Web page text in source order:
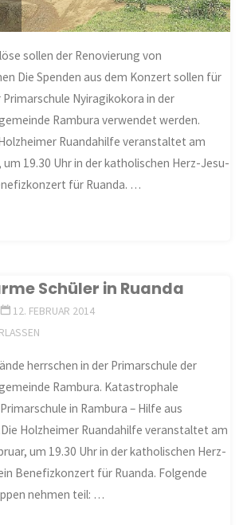
sollen der Renovierung von
Die Spenden aus dem Konzert sollen für
Nyiragikokora in der
Rambura verwendet werden.
Ruandahilfe veranstaltet am
um 19.30 Uhr in der katholischen Herz-Jesu-
für Ruanda. …
Schüler in Ruanda
12. FEBRUAR 2014
herrschen in der Primarschule der
Rambura. Katastrophale
in Rambura – Hilfe aus
Holzheimer Ruandahilfe veranstaltet am
um 19.30 Uhr in der katholischen Herz-
Benefizkonzert für Ruanda. Folgende
nehmen teil: …